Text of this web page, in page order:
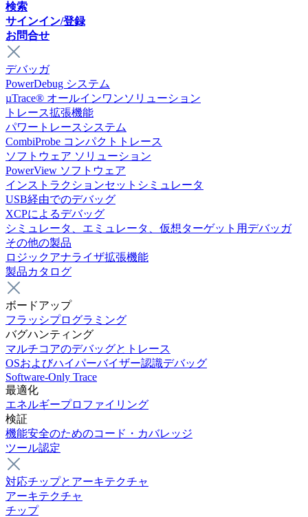
検索
サインイン/登録
お問合せ
デバッガ
PowerDebug システム
µTrace® オールインワンソリューション
トレース拡張機能
パワートレースシステム
CombiProbe コンパクトトレース
ソフトウェア ソリューション
PowerView ソフトウェア
インストラクションセットシミュレータ
USB経由でのデバッグ
XCPによるデバッグ
シミュレータ、エミュレータ、仮想ターゲット用デバッガ
その他の製品
ロジックアナライザ拡張機能
製品カタログ
ボードアップ
フラッシプログラミング
バグハンティング
マルチコアのデバッグとトレース
OSおよびハイパーバイザー認識デバッグ
Software-Only Trace
最適化
エネルギープロファイリング
検証
機能安全のためのコード・カバレッジ
ツール認定
対応チップとアーキテクチャ
アーキテクチャ
チップ